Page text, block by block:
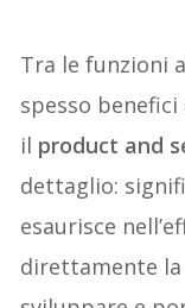
Tra le funzioni
spesso
il product and
dettaglio:
esaurisce
direttamente